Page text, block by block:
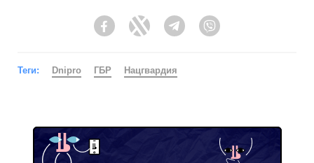
FacebookTwitter Telegram
Теги: Dnipro ГБР Нацгвардия